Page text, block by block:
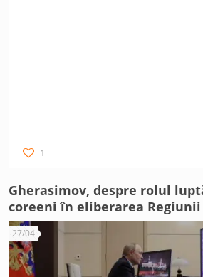
1
Gherasimov, despre rolul
coreeni în eliberarea
27/04